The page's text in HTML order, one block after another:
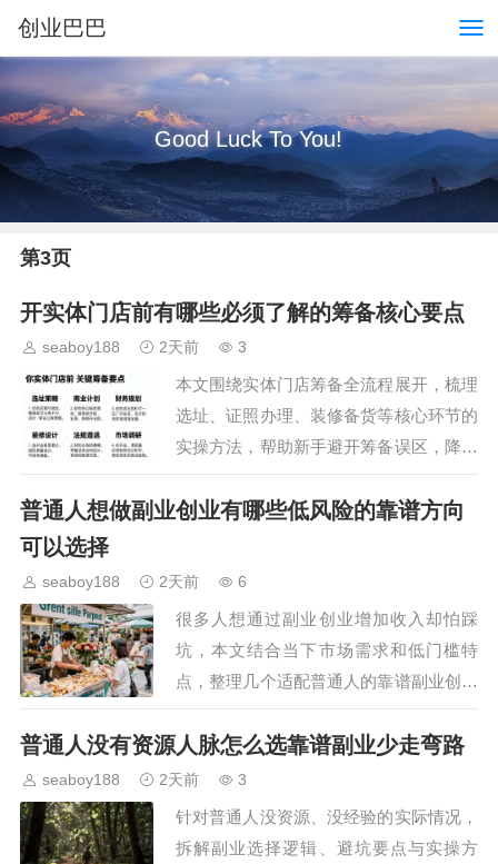
创业巴巴
Good Luck To You!
第3页
开实体门店前有哪些必须了解的筹备核心要点
seaboy188 2天前 3
本文围绕实体门店筹备全流程展开，梳理
选址、证照办理、装修备货等核心环节的
实操方法，帮助新手避开筹备误区，降低
开店试错成本，顺利完成门店开业前的各
项准备工作。…
普通人想做副业创业有哪些低风险的靠谱方向
可以选择
seaboy188 2天前 6
很多人想通过副业创业增加收入却怕踩
坑，本文结合当下市场需求和低门槛特
点，整理几个适配普通人的靠谱副业创业
方向，讲解每个方向的准入要求、盈利逻
辑和注意事项，帮助大家避开高风险陷
阱，找到适配自身情况的增收…
普通人没有资源人脉怎么选靠谱副业少走弯路
seaboy188 2天前 3
针对普通人没资源、没经验的实际情况，
拆解副业选择逻辑、避坑要点与实操方